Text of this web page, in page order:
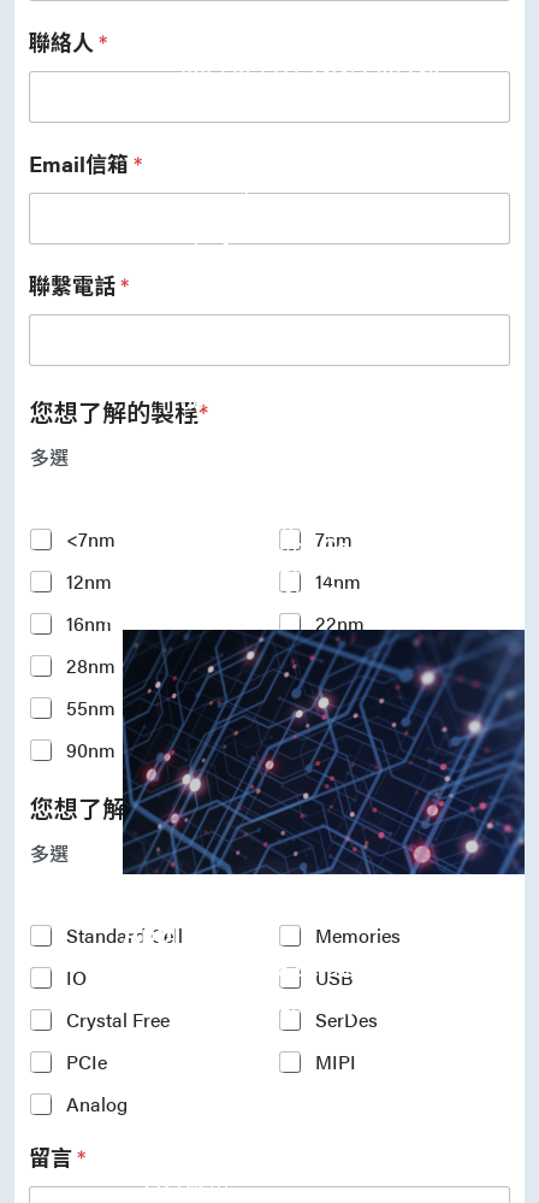
MIPI M-PHY v5.0/v4.1/v3.1
UniPro Controller 2.0 (host /
device)
UniPro Controller 1.8 (host /
IP Integration Service
USB PHY and Controller
MIPI C/D PHY and Controller
PCIe PHY and Controller
解決方案
Applications
M31’s vision is to be the most
trustworthy IP company in the
semiconductor industry.
存儲應用
聯絡人*
Email信箱 *
聯繫電話*
您想了解的製程*
多選
Y
o
u
r
I
n
t
e
r
e
s
t
e
P
c
e
s
s
N
o
d
e
*
<7nm
7nm
12nm
14nm
16nm
22nm
28nm
40nm
55nm
65nm
90nm
110-180nm
您想了解的矽智財IP*
多選
Y
o
u
r
I
n
t
e
r
e
s
t
Standard Cell
Memories
IO
USB
Crystal Free
SerDes
PCIe
MIPI
Analog
留言*